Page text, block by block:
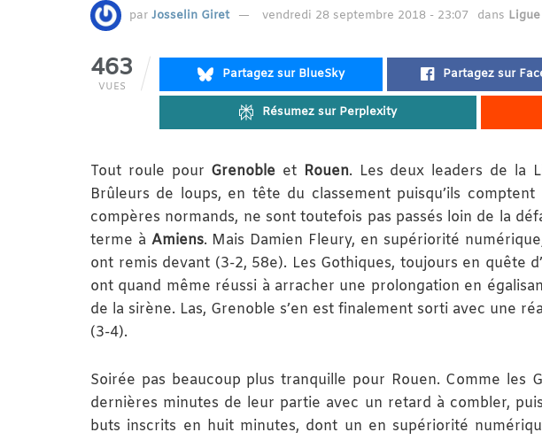
par Josselin Giret vendredi 28 septembre 2018 - 23:07 dans
463
VUES
Partagez sur BlueSky Partagez sur
Résumez sur Perplexity
Tout roule pour Grenoble et Rouen. Les deux leaders de la
Brûleurs de loups, en tête du classement puisqu’ils
compères normands, ne sont toutefois pas passés loin de la
terme à Amiens. Mais Damien Fleury, en supériorité
ont remis devant (3-2, 58e). Les Gothiques, toujours en quête
ont quand même réussi à arracher une prolongation en
de la sirène. Las, Grenoble s’en est finalement sorti avec une
(3-4).
Soirée pas beaucoup plus tranquille pour Rouen. Comme les
dernières minutes de leur partie avec un retard à combler,
buts inscrits en huit minutes, dont un en supériorité